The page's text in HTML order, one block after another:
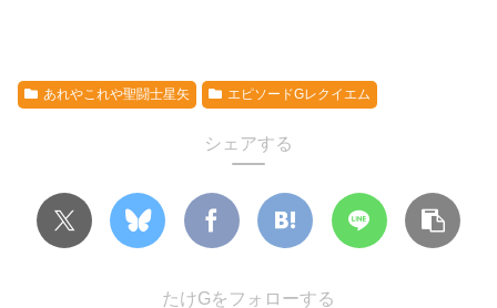
あれやこれや聖闘士星矢 エピソードGレクイエム
シェアする
たけGをフォローする